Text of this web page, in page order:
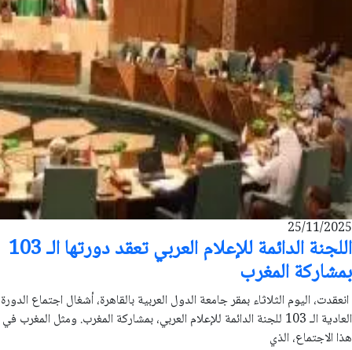
25/11/2025
اللجنة الدائمة للإعلام العربي تعقد دورتها الـ 103
بمشاركة المغرب
انعقدت، اليوم الثلاثاء بمقر جامعة الدول العربية بالقاهرة، أشغال اجتماع الدورة
العادية الـ 103 للجنة الدائمة للإعلام العربي، بمشاركة المغرب. ومثل المغرب في
هذا الاجتماع، الذي